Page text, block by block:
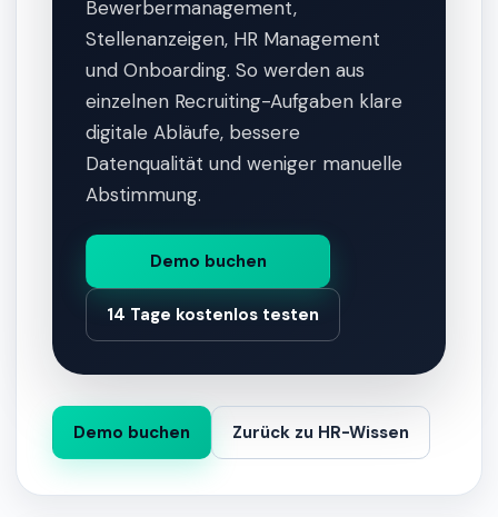
Bewerbermanagement,
Stellenanzeigen, HR Management
und Onboarding. So werden aus
einzelnen Recruiting-Aufgaben klare
digitale Abläufe, bessere
Datenqualität und weniger manuelle
Abstimmung.
Demo buchen
14 Tage kostenlos testen
Demo buchen Zurück zu HR-Wissen